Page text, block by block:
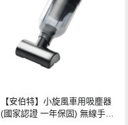
【安伯特】小旋風車用吸塵器
(國家認證 一年保固) 無線手持